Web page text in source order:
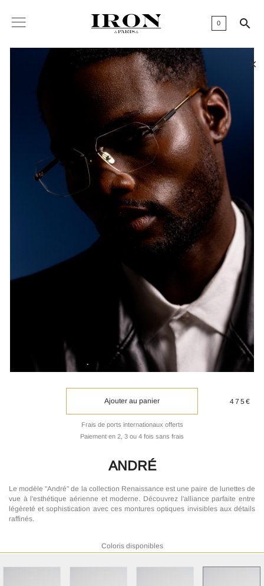
0 

Ajouter au panier
Frais de ports internationaux offerts
Paiement en 2, 3 ou 4 fois sans frais
475€
ANDRÉ
Le modèle "André" de la collection Renaissance est une paire de lunettes de
vue à l'esthétique aérienne et moderne. Découvrez l'alliance parfaite entre
légèreté et sophistication avec ces montures optiques invisibles aux détails
raffinés.
Coloris disponibles